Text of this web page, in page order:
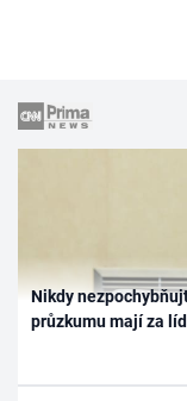
Nikdy
průzkumu mají za